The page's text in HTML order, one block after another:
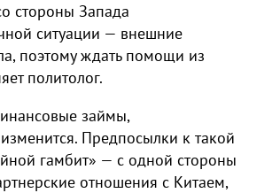
стороны Запада
ситуации — внешние
поэтому ждать помощи из
политолог.
займы,
Предпосылки к такой
гамбит» — с одной стороны
отношения с Китаем,